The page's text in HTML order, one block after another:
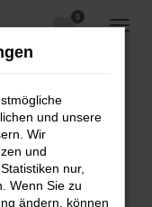
0
und unsere
Wir
und
nur,
Wenn Sie zu
ändern, können